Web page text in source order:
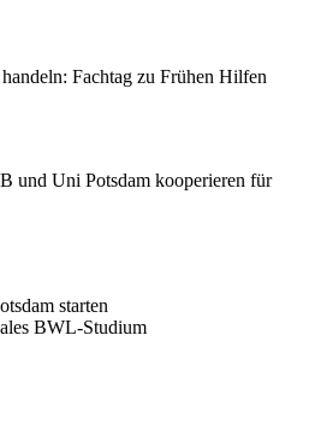
Fachtag zu Frühen Hilfen
und Uni Potsdam kooperieren für
starten
BWL-Studium